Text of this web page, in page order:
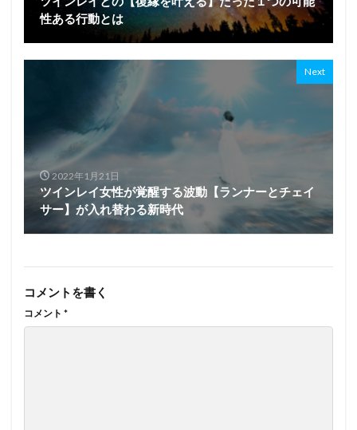
性ある行動とは
Next
2022年1月21日
ツインレイ女性が覚醒する波動【ランナーとチェイ
サー】が入れ替わる新時代
コメントを書く
コメント *